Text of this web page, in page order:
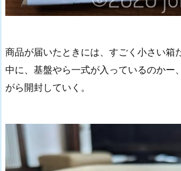
商品が届いたときには、すごく小さい箱
中に、基盤やら一式が入っているのかー
がら開封していく。